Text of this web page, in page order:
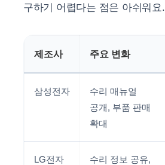
구하기 어렵다는 점은 아쉬워요.
제조사 주요 변화
삼성전자
수리 매뉴얼
공개, 부품 판매
확대
LG전자
수리 정보 공유,